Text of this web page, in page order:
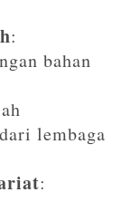
:
bahan
lembaga
: